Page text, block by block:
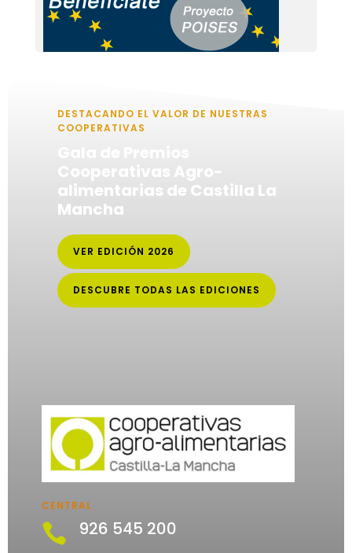
DESTACANDO EL VALOR DE NUESTRAS
COOPERATIVAS
Cooperativas Agro-
alimentarias de Castilla La
Mancha
VER EDICIÓN 2026
DESCUBRE TODAS LAS EDICIONES
CENTRAL
 926 545 200